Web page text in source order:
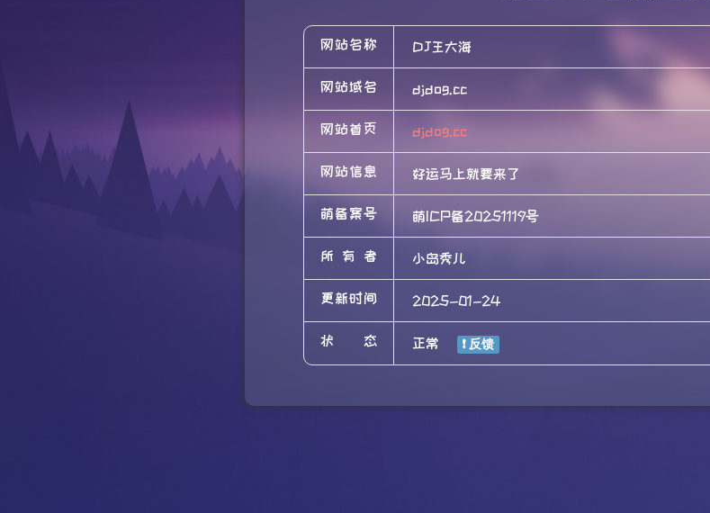
网站名称 DJ王大海
网站域名 djdog.cc
网站首页 djdog.cc
网站信息 好运马上就要来了
萌备案号 萌ICP备20251119号
所有者 小岛秀儿
更新时间 2025-01-24
状态 正常